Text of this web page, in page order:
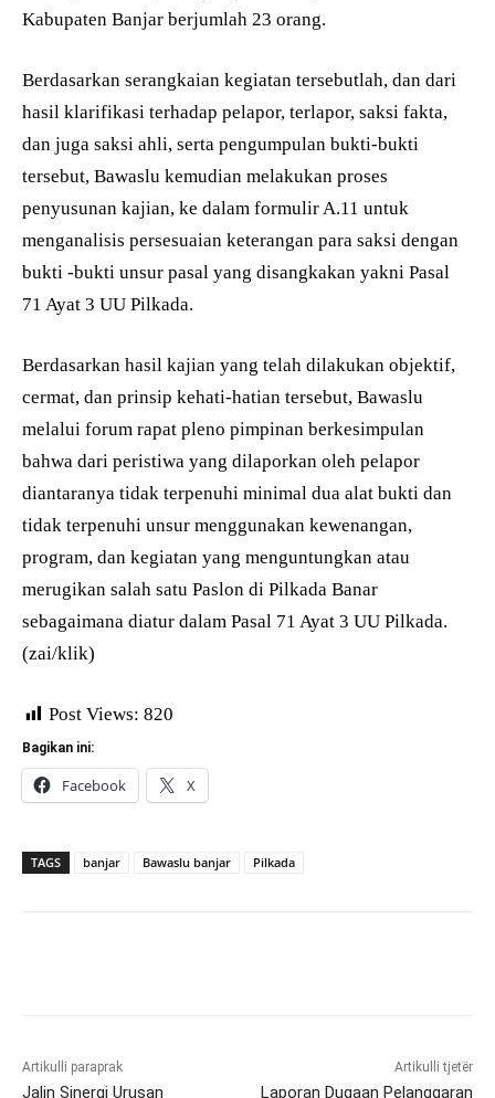
Kabupaten Banjar berjumlah 23 orang.
Berdasarkan serangkaian kegiatan tersebutlah, dan dari
hasil klarifikasi terhadap pelapor, terlapor, saksi fakta,
dan juga saksi ahli, serta pengumpulan bukti-bukti
tersebut, Bawaslu kemudian melakukan proses
penyusunan kajian, ke dalam formulir A.11 untuk
menganalisis persesuaian keterangan para saksi dengan
bukti -bukti unsur pasal yang disangkakan yakni Pasal
71 Ayat 3 UU Pilkada.
Berdasarkan hasil kajian yang telah dilakukan objektif,
cermat, dan prinsip kehati-hatian tersebut, Bawaslu
melalui forum rapat pleno pimpinan berkesimpulan
bahwa dari peristiwa yang dilaporkan oleh pelapor
diantaranya tidak terpenuhi minimal dua alat bukti dan
tidak terpenuhi unsur menggunakan kewenangan,
program, dan kegiatan yang menguntungkan atau
merugikan salah satu Paslon di Pilkada Banar
sebagaimana diatur dalam Pasal 71 Ayat 3 UU Pilkada.
(zai/klik)
Post Views: 820
Bagikan ini:
Facebook X
TAGS banjar Bawaslu banjar Pilkada
Artikulli paraprak
Jalin Sinergi Urusan
Artikulli tjetër
Laporan Dugaan Pelanggaran